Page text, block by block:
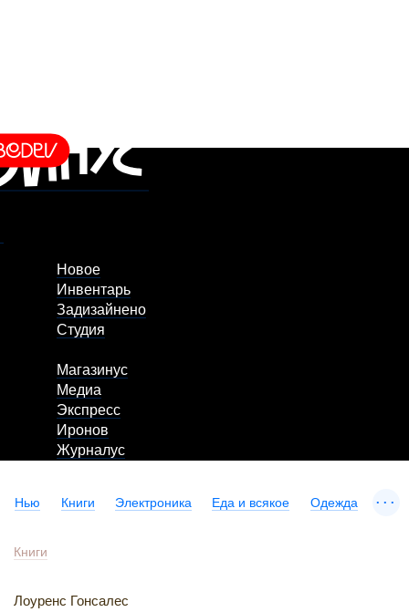
Новое
Инвентарь
Задизайнено
Студия
Магазинус
Медиа
Экспресс
Иронов
Журналус
Нью Книги Электроника Еда и всякое Одежда ...
Книги
Лоуренс Гонсалес